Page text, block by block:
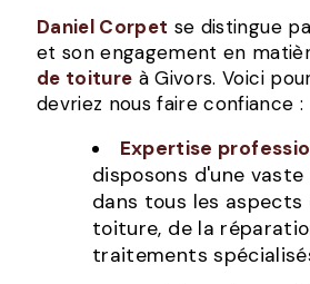
Daniel Corpet se distingue
et son engagement en
de toiture à Givors. Voici
devriez nous faire confiance :
Expertise
disposons d'une
dans tous les aspects
toiture, de la
traitements